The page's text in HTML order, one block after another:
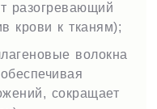
разогревающий
крови к тканям);
волокна
сокращает